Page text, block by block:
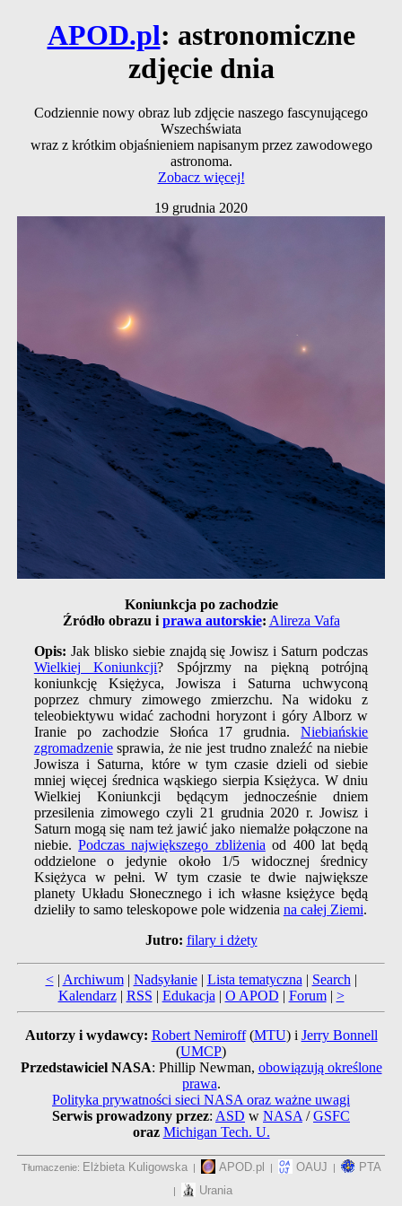
APOD.pl: astronomiczne
zdjęcie dnia
Codziennie nowy obraz lub zdjęcie naszego fascynującego
Wszechświata
wraz z krótkim objaśnieniem napisanym przez zawodowego
astronoma.
Zobacz więcej!
19 grudnia 2020
Koniunkcja po zachodzie
Źródło obrazu i prawa autorskie: Alireza Vafa
Opis: Jak blisko siebie znajdą się Jowisz i Saturn podczas
Wielkiej Koniunkcji? Spójrzmy na piękną potrójną
koniunkcję Księżyca, Jowisza i Saturna uchwyconą
poprzez chmury zimowego zmierzchu. Na widoku z
teleobiektywu widać zachodni horyzont i góry Alborz w
Iranie po zachodzie Słońca 17 grudnia.Niebiańskie
zgromadzeniesprawia, że nie jest trudno znaleźć na niebie
Jowisza i Saturna, które w tym czasie dzieli od siebie
mniej więcej średnica wąskiego sierpia Księżyca. W dniu
Wielkiej Koniunkcji będącym jednocześnie dniem
przesilenia zimowego czyli 21 grudnia 2020 r. Jowisz i
Saturn mogą się nam też jawić jako niemalże połączone na
niebie.Podczas największego zbliżenia od 400 lat będą
oddzielone o jedynie około 1/5 widocznej średnicy
Księżyca w pełni. W tym czasie te dwie największe
planety Układu Słonecznego i ich własne księżyce będą
dzieliły to samo teleskopowe pole widzenia na całej Ziemi.
Jutro: filary i dżety
<| Archiwum| Nadsyłanie| Lista tematyczna | Search |
Kalendarz| RSS | Edukacja | O APOD | Forum| >
Autorzy i wydawcy: Robert Nemiroff(MTU) i Jerry Bonnell
(UMCP)
Przedstawiciel NASA: Phillip Newman, obowiązują określone
prawa.
Polityka prywatności sieci NASA oraz ważne uwagi
Serwis prowadzony przez: ASD w NASA /GSFC
oraz Michigan Tech. U.
Tłumaczenie: Elżbieta Kuligowska| APOD.pl | OAUJ | PTA
| Urania